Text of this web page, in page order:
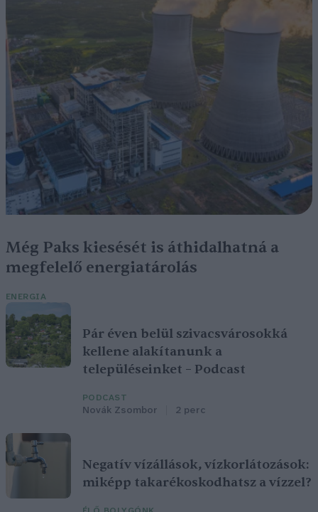
Még Paks kiesését is áthidalhatná a
megfelelő energiatárolás
ENERGIA
Pár éven belül szivacsvárosokká
kellene alakítanunk a
településeinket – Podcast
PODCAST
Novák Zsombor 2 perc
Negatív vízállások, vízkorlátozások:
miképp takarékoskodhatsz a vízzel?